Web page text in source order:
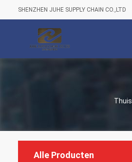
SHENZHEN JUHE SUPPLY CHAIN CO.,LTD
Thuis
Alle Producten